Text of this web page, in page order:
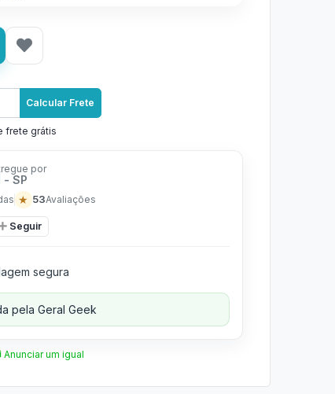
Calcular Frete
frete grátis
por
- SP
★ 53Avaliações
Seguir
segura
pela Geral Geek
Anunciar um igual